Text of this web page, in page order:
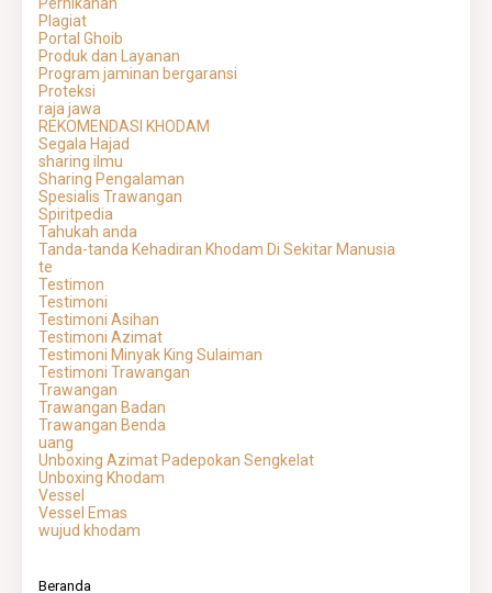
Plagiat
Portal Ghoib
Produk dan Layanan
Program jaminan bergaransi
Proteksi
raja jawa
REKOMENDASI KHODAM
Segala Hajad
sharing ilmu
Sharing Pengalaman
Spesialis Trawangan
Spiritpedia
Tahukah anda
Tanda-tanda Kehadiran Khodam Di Sekitar Manusia
te
Testimon
Testimoni
Testimoni Asihan
Testimoni Azimat
Testimoni Minyak King Sulaiman
Testimoni Trawangan
Trawangan
Trawangan Badan
Trawangan Benda
uang
Unboxing Azimat Padepokan Sengkelat
Unboxing Khodam
Vessel
Vessel Emas
wujud khodam
Beranda